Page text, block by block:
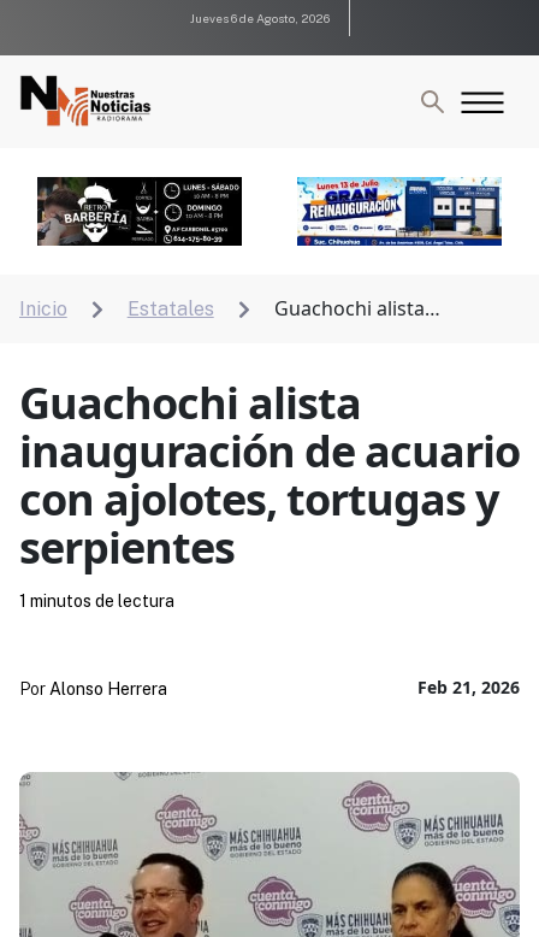
Jueves 6 de Agosto, 2026
Inicio  Estatales 
Guachochi alista
Guachochi alista
inauguración de acuario
con ajolotes, tortugas y
serpientes
Feb 21, 2026
Por Alonso Herrera
1 minutos de lectura